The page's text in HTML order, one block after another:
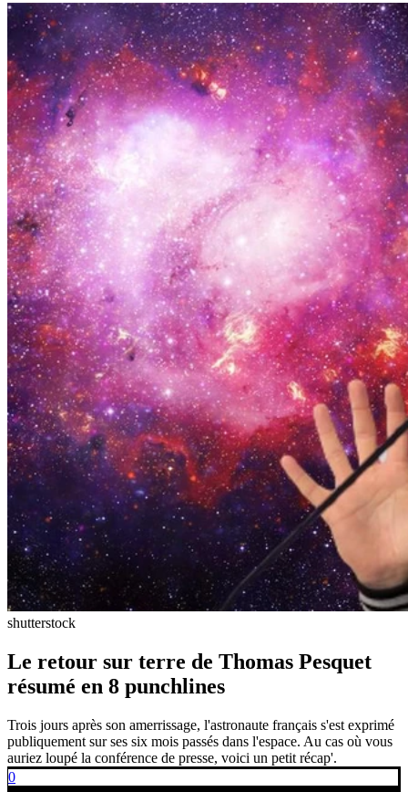
shutterstock
Le retour sur terre de Thomas Pesquet
résumé en 8 punchlines
Trois jours après son amerrissage, l'astronaute français s'est exprimé
publiquement sur ses six mois passés dans l'espace. Au cas où vous
auriez loupé la conférence de presse, voici un petit récap'.
0